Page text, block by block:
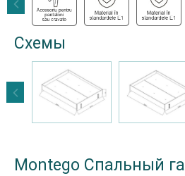
Схемы
Montego Спальный